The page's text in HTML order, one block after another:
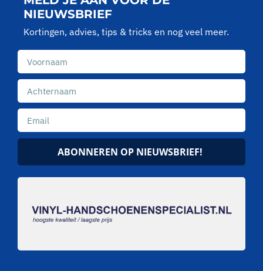
NIEUWSBRIEF
Kortingen, advies, tips & tricks en nog veel meer.
ABONNEREN OP NIEUWSBRIEF!